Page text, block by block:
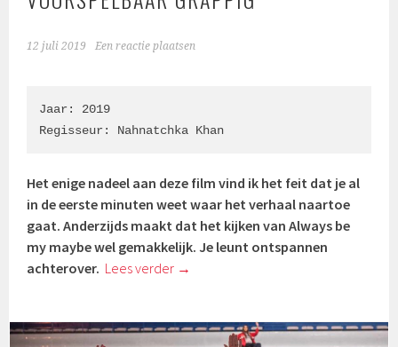
12 juli 2019 Een reactie plaatsen
Jaar: 2019
Regisseur: Nahnatchka Khan
Het enige nadeel aan deze film vind ik het feit dat je al
in de eerste minuten weet waar het verhaal naartoe
gaat. Anderzijds maakt dat het kijken van Always be
my maybe wel gemakkelijk. Je leunt ontspannen
achterover. Lees verder →